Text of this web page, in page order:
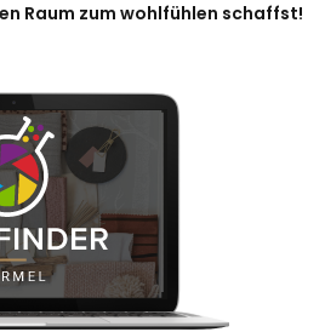
Raum zum wohlfühlen schaffst!